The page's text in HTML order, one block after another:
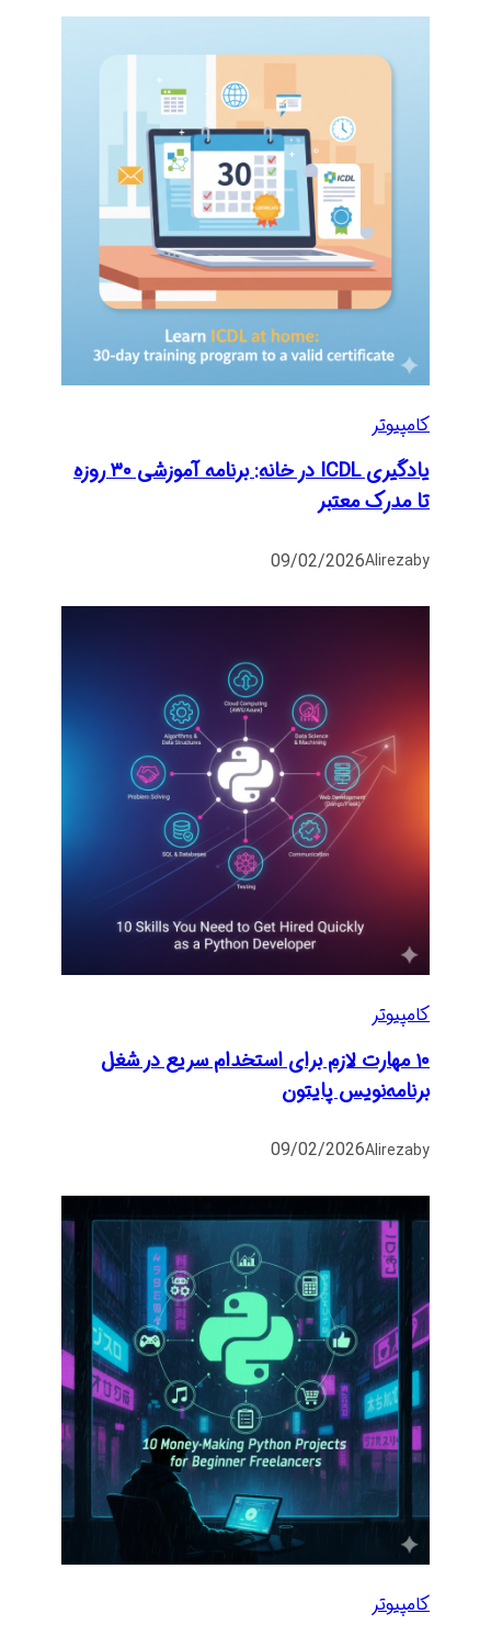
کامپیوتر
یادگیری ICDL در خانه: برنامه آموزشی ۳۰ روزه
تا مدرک معتبر
by
Alireza
09/02/2026
کامپیوتر
۱۰ مهارت لازم برای استخدام سریع در شغل
برنامه‌نویس پایتون
by
Alireza
09/02/2026
کامپیوتر